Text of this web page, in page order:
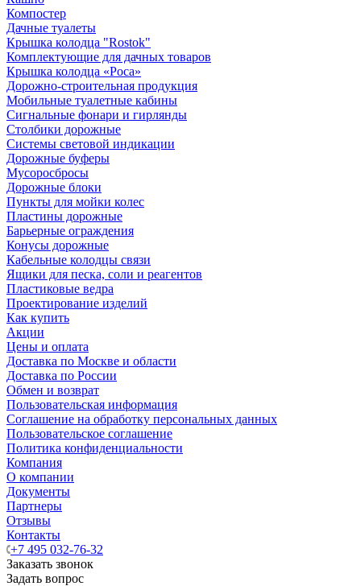
Компостер
Дачные туалеты
Крышка колодца "Rostok"
Комплектующие для дачных товаров
Крышка колодца «Роса»
Дорожно-строительная продукция
Мобильные туалетные кабины
Сигнальные фонари и гирлянды
Столбики дорожные
Системы световой индикации
Дорожные буферы
Мусоросбросы
Дорожные блоки
Пункты для мойки колес
Пластины дорожные
Барьерные ограждения
Конусы дорожные
Кабельные колодцы связи
Ящики для песка, соли и реагентов
Пластиковые ведра
Проектирование изделий
Как купить
Акции
Цены и оплата
Доставка по Москве и области
Доставка по России
Обмен и возврат
Пользовательская информация
Соглашение на обработку персональных данных
Пользовательское соглашение
Политика конфиденциальности
Компания
О компании
Документы
Партнеры
Отзывы
Контакты
+7 495 032-76-32
Заказать звонок
Задать вопрос